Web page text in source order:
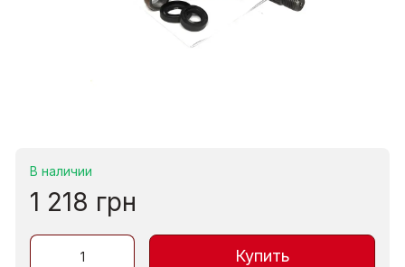
В наличии
1 218 грн
Купить